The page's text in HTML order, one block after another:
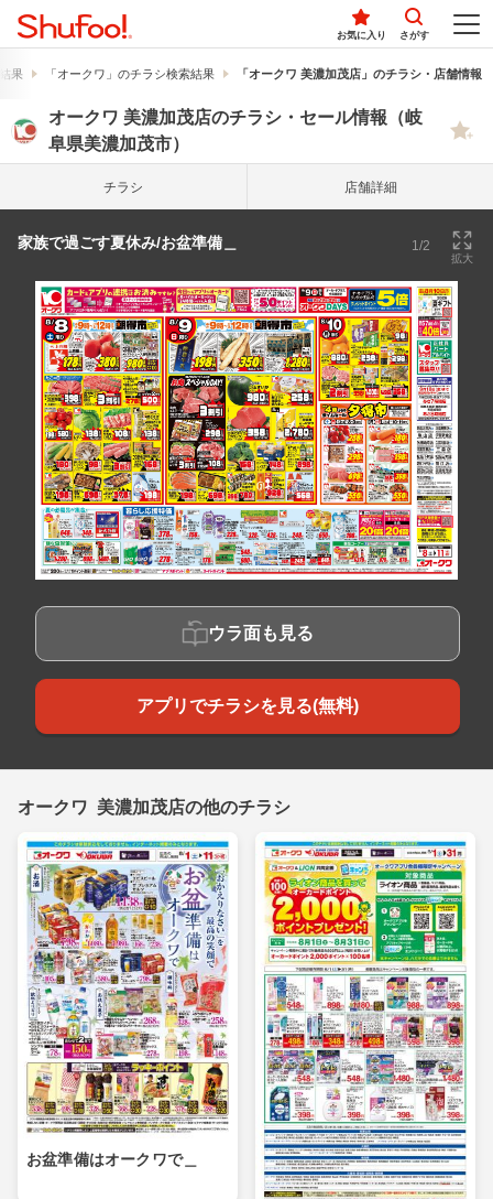
お気に入り さがす
果 「オークワ」のチラシ検索結果 「オークワ 美濃加茂店」のチラシ・店舗情報
オークワ 美濃加茂店のチラシ・セール情報（岐
阜県美濃加茂市）
チラシ 店舗詳細
家族で過ごす夏休み/お盆準備＿ 1/2
拡大
ウラ面も見る
アプリでチラシを見る(無料)
オークワ 美濃加茂店の他のチラシ
お盆準備はオークワで＿